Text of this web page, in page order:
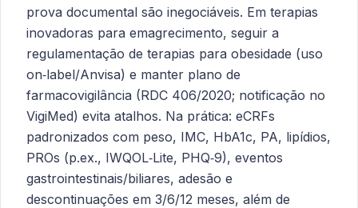
prova documental são inegociáveis. Em terapias
inovadoras para emagrecimento, seguir a
regulamentação de terapias para obesidade (uso
on‑label/Anvisa) e manter plano de
farmacovigilância (RDC 406/2020; notificação no
VigiMed) evita atalhos. Na prática: eCRFs
padronizados com peso, IMC, HbA1c, PA, lipídios,
PROs (p.ex., IWQOL‑Lite, PHQ‑9), eventos
gastrointestinais/biliares, adesão e
descontinuações em 3/6/12 meses, além de